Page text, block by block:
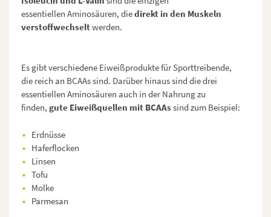
essentiellen Aminosäuren, diedirekt in den Muskeln
verstoffwechseltwerden.
Es gibt verschiedene Eiweißprodukte für Sporttreibende,
die reich an BCAAs sind. Darüber hinaus sind die drei
essentiellen Aminosäuren auch in der Nahrung zu
finden, gute Eiweißquellen mit BCAAssind zum Beispiel:
Erdnüsse
Haferflocken
Linsen
Tofu
Molke
Parmesan